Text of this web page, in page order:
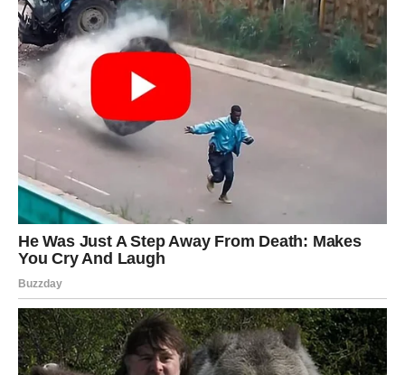
ono što je nekada izgubila. Tokom narednih dana moguće
je iskreno priznanje koje će vas iznenaditi. Budite
otvoreni za razgovor, ali ne zaboravite sve ono što ste
naučili kroz prethodna iskustva.
Strijelac
Pred vama je kontakt koji će probuditi mnogo lijepih
uspomena. Bivša ljubav želi saznati kako ste i postoji
velika mogućnost da će pokušati obnoviti komunikaciju.
Iskren razgovor mogao bi vam pomoći da zatvorite staro
poglavlje ili razmotrite mogućnost novog početka.
Jarac